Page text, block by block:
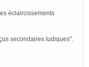
éclaircissements
secondaires ludiques".